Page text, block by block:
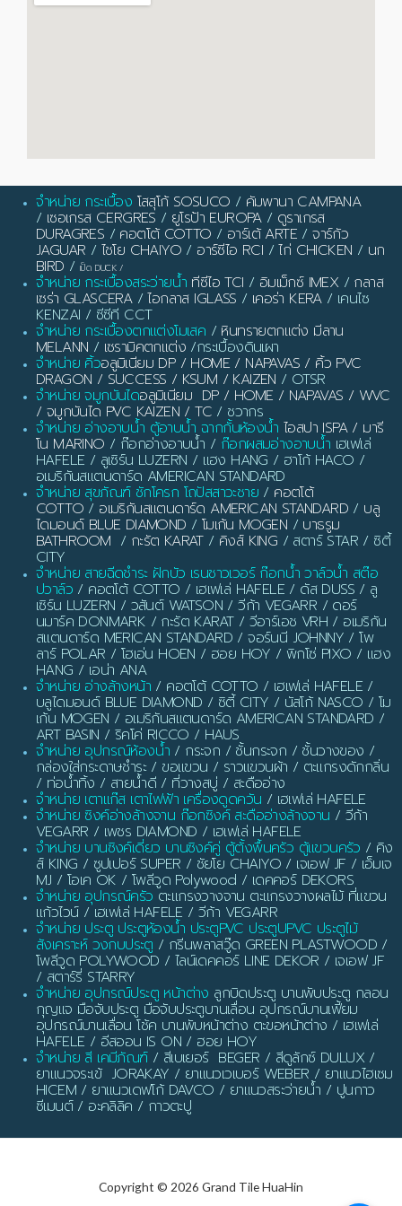
จำหน่าย กระเบื้อง โสสุโก้ SOSUCO / คัมพานา CAMPANA
/ เซอเกรส CERGRES / ยูโรป้า EUROPA/ ดูราเกรส
DURAGRES / คอตโต้ COTTO / อาร์เต้ ARTE /จาร์กัว
JAGUAR / ไชโย CHAIYO / อาร์ซีไอ RCI /ไก่ CHICKEN / นก
BIRD / เป็ด DUCK /
จำหน่าย กระเบื้องสระว่ายน้ำ ทีซีไอ TCI / อิมเม็กซ์ IMEX/ กลาส
เซร่า GLASCERA/ไอกลาส IGLASS / เคอร่า KERA/ เคนไซ
KENZAI / ซีซีที CCT
จำหน่าย กระเบื้องตกแต่งโมเสค / หินทรายตกแต่ง มีลาน
MELANN / เซรามิคตกแต่ง /กระเบื้องดินเผา
จำหน่าย คิ้วอลูมิเนียม DP / HOME / NAPAVAS / คิ้ว PVC
DRAGON / SUCCESS / KSUM / KAIZEN / OTSR
จำหน่าย จมูกบันไดอลูมิเนียม DP / HOME / NAPAVAS / WVC
/ จมูกบันได PVC KAIZEN / TC / ชวากร
จำหน่าย อ่างอาบน้ำ ตู้อาบน้ำ ฉากกั้นห้องน้ำ ไอสปา ISPA / มารี
โน MARINO / ก๊อกอ่างอาบน้ำ / ก๊อกผสมอ่างอาบน้ำ เฮเฟเล่
HAFELE / ลูเซิร์น LUZERN / แฮง HANG / ฮาโก้ HACO /
อเมริกันสแตนดาร์ด AMERICAN STANDARD
จำหน่าย สุขภัณฑ์ ชักโครก โถปัสสาวะชาย / คอตโต้
COTTO / อเมริกันสแตนดาร์ด AMERICAN STANDARD / บลู
ไดมอนด์ BLUE DIAMOND / โมเก้น MOGEN / บาธรูม
BATHROOM / กะรัต KARAT/ คิงส์ KING / สตาร์ STAR / ซิตี้
CITY
จำหน่าย สายฉีดชำระ ฝักบัว เรนชาวเวอร์ ก๊อกน้ำ วาล์วน้ำ สต๊อ
ปวาล์ว / คอตโต้ COTTO / เฮเฟเล่ HAFELE / ดัส DUSS / ลู
เซิร์น LUZERN / วสันต์ WATSON / วีก้า VEGARR / ดอร์
นมาร์ค DONMARK / กะรัต KARAT / วีอาร์เอช VRH / อเมริกัน
สแตนดาร์ด MERICAN STANDARD / จอร์นนี JOHNNY / โพ
ลาร์ POLAR / โฮเอ่น HOEN / ฮอย HOY / พิกโซ่ PIXO / แฮง
HANG / เอน่า ANA
จำหน่าย อ่างล้างหน้า / คอตโต้ COTTO / เฮเฟเล่ HAFELE /
บลูไดมอนด์ BLUE DIAMOND / ซิตี้ CITY / นัสโก้ NASCO / โม
เก้น MOGEN / อเมริกันสแตนดาร์ด AMERICAN STANDARD /
ART BASIN / ริคโค่ RICCO / HAUS
จำหน่าย อุปกรณ์ห้องน้ำ / กระจก / ชั้นกระจก / ชั้นวางของ /
กล่องใส่กระดาษชำระ / ขอแขวน / ราวแขวนผ้า / ตะแกรงดักกลิ่น
/ ท่อน้ำทิ้ง / สายน้ำดี / ที่วางสบู่ / สะดืออ่าง
จำหน่าย เตาแก๊ส เตาไฟฟ้า เครื่องดูดควัน / เฮเฟเล่ HAFELE
จำหน่าย ซิงค์อ่างล้างจาน ก๊อกซิงค์ สะดืออ่างล้างจาน / วีก้า
VEGARR / เพชร DIAMOND / เฮเฟเล่ HAFELE
จำหน่าย บานซิงค์เดี่ยว บานซิงค์คู่ ตู้ตั้งพื้นครัว ตู้แขวนครัว / คิง
ส์ KING / ซูปเปอร์ SUPER / ชัยโย CHAIYO / เจเอฟ JF / เอ็มเจ
MJ / โอเค OK / โพลีวูด Polywood / เดคคอร์ DEKORS
จำหน่าย อุปกรณ์ครัว ตะแกรงวางจาน ตะแกรงวางผลไม้ ที่แขวน
แก้วไวน์ / เฮเฟเล่ HAFELE / วีก้า VEGARR
จำหน่าย ประตู ประตูห้องน้ำ ประตูPVC ประตูUPVC ประตูไม้
สังเคราะห์ วงกบประตู / กรีนพลาสวู๊ด GREEN PLASTWOOD /
โพลีวูด POLYWOOD / ไลน์เดคคอร์ LINE DEKOR / เจเอฟ JF
/ สตาร์รี่ STARRY
จำหน่าย อุปกรณ์ประตู หน้าต่าง ลูกบิดประตู บานพับประตู กลอน
กุญแจ มือจับประตู มือจับประตูบานเลื่อน อุปกรณ์บานเฟี้ยม
อุปกรณ์บานเลื่อน โช้ค บานพับหน้าต่าง ตะขอหน้าต่าง / เฮเฟเล่
HAFELE / อีสออน IS ON / ฮอย HOY
จำหน่าย สี เคมีภัณฑ์/ สีเบเยอร์ BEGER / สีดูลักซ์ DULUX /
ยาแนวจระเข้ JORAKAY / ยาแนวเวเบอร์ WEBER / ยาแนวไฮเซม
HICEM / ยาแนวเดฟโก้ DAVCO / ยาแนวสระว่ายน้ำ / ปูนกาว
ซีเมนต์ / อะคลิลิค / กาวตะปู
Copyright © 2026 Grand Tile HuaHin